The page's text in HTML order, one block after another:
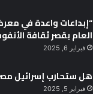
“إبداعات واعدة في
العام بقصر ثقافة
فبراير 6, 2025
هل ستحارب إسرائيل
فبراير 5, 2025